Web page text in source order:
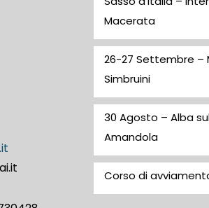
Macerata
26-27 Settembre –
Simbruini
30 Agosto – Alba
Amandola
Corso di